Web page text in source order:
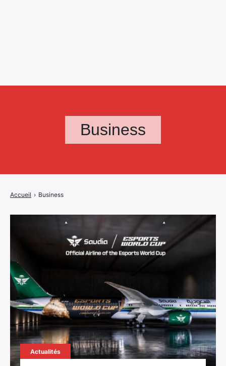
Business
Accueil › Business
Actualités